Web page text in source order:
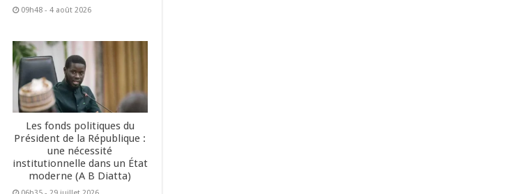
09h48 - 4 août 2026
Les fonds politiques du
Président de la République :
une nécessité
institutionnelle dans un État
moderne (A B Diatta)